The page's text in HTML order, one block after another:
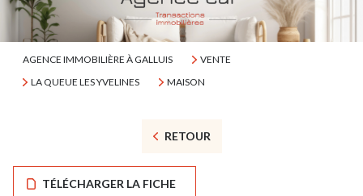
AGENCE IMMOBILIÈRE À GALLUIS
VENTE
LA QUEUE LES YVELINES
MAISON
RETOUR
TÉLÉCHARGER LA FICHE